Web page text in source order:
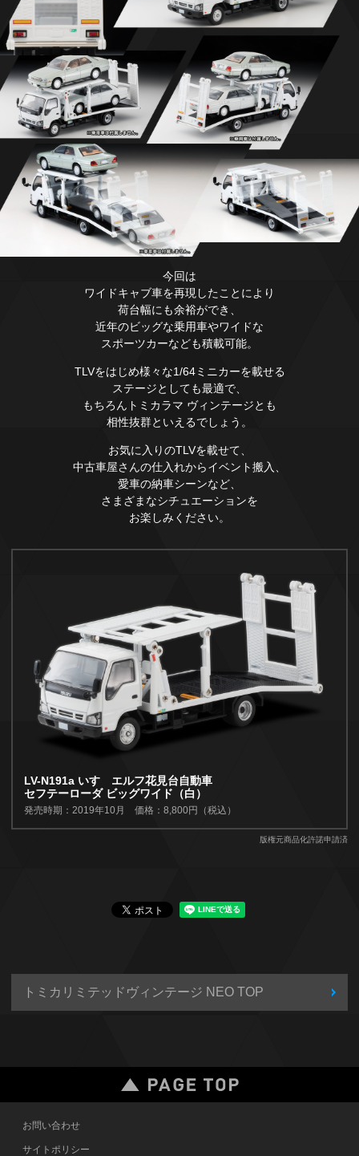
今回は
ワイドキャブ車を再現したことにより
荷台幅にも余裕ができ、
近年のビッグな乗用車やワイドな
スポーツカーなども積載可能。
TLVをはじめ様々な1/64ミニカーを載せる
ステージとしても最適で、
もちろんトミカラマ ヴィンテージとも
相性抜群といえるでしょう。
お気に入りのTLVを載せて、
中古車屋さんの仕入れからイベント搬入、
愛車の納車シーンなど、
さまざまなシチュエーションを
お楽しみください。
LV-N191a いすゞエルフ花見台自動車
セフテーローダ ビッグワイド（白）
発売時期：2019年10月 価格：8,800円（税込）
版権元商品化許諾申請済
トミカリミテッドヴィンテージ NEO TOP
お問い合わせ
サイトポリシー